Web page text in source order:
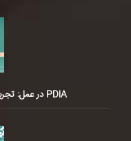
PDIA در عمل: تجربه مدیریت تعارض منافع در ایران